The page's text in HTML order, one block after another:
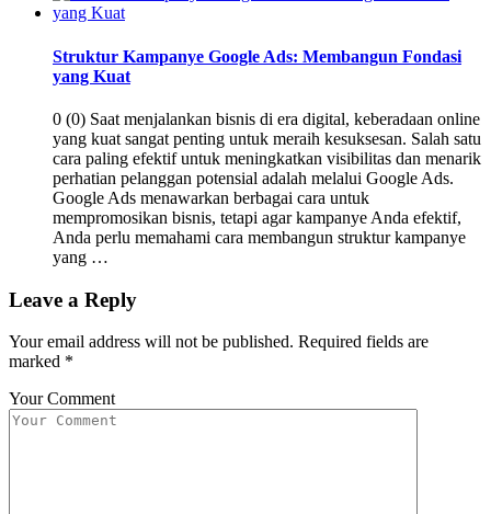
Struktur Kampanye Google Ads: Membangun Fondasi
yang Kuat
0 (0) Saat menjalankan bisnis di era digital, keberadaan online
yang kuat sangat penting untuk meraih kesuksesan. Salah satu
cara paling efektif untuk meningkatkan visibilitas dan menarik
perhatian pelanggan potensial adalah melalui Google Ads.
Google Ads menawarkan berbagai cara untuk
mempromosikan bisnis, tetapi agar kampanye Anda efektif,
Anda perlu memahami cara membangun struktur kampanye
yang …
Leave a Reply
Your email address will not be published. Required fields are
marked *
Your Comment